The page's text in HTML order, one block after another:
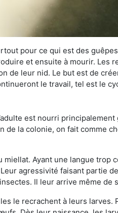
pour ce qui est des
et ensuite à mourir. Les
leur nid. Le but est de
le travail, tel est le
est nourri principalement
de la colonie, on fait comme
Ayant une langue trop
agressivité faisant partie
Il leur arrive même de
le recrachent à leurs